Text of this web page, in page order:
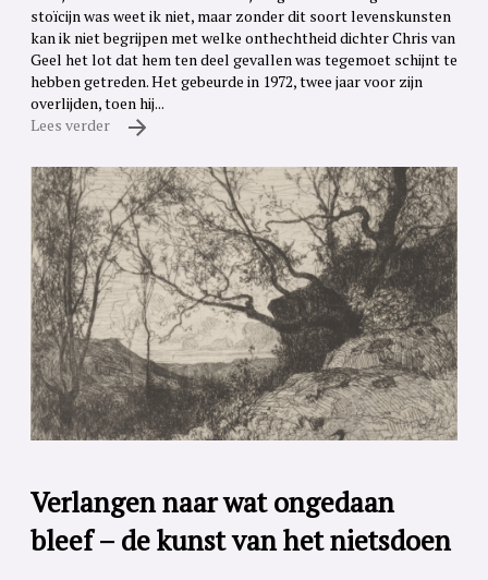
stoïcijn was weet ik niet, maar zonder dit soort levenskunsten
kan ik niet begrijpen met welke onthechtheid dichter Chris van
Geel het lot dat hem ten deel gevallen was tegemoet schijnt te
hebben getreden. Het gebeurde in 1972, twee jaar voor zijn
overlijden, toen hij...
Lees verder
Verlangen naar wat ongedaan
bleef – de kunst van het nietsdoen